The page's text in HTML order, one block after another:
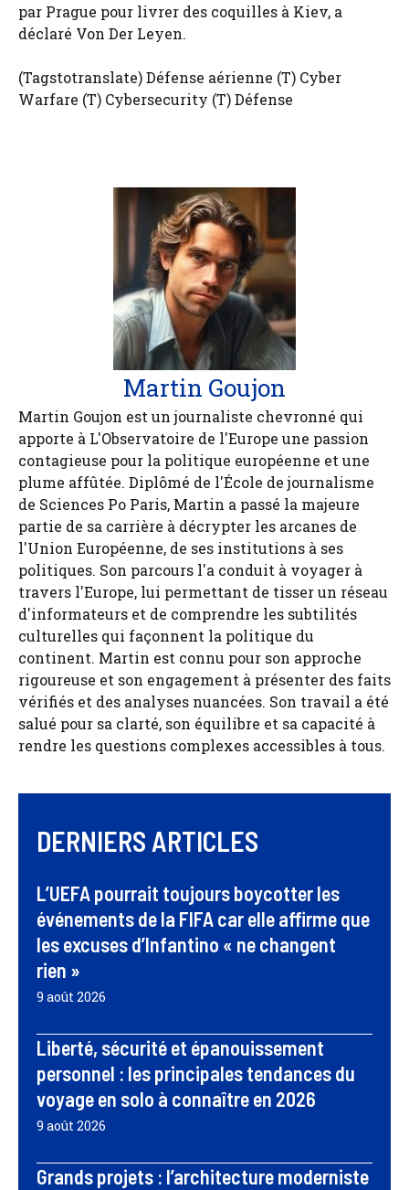
par Prague pour livrer des coquilles à Kiev, a
déclaré Von Der Leyen.
(Tagstotranslate) Défense aérienne (T) Cyber ​​
Warfare (T) Cybersecurity (T) Défense
Martin Goujon
Martin Goujon est un journaliste chevronné qui
apporte à L'Observatoire de l'Europe une passion
contagieuse pour la politique européenne et une
plume affûtée. Diplômé de l'École de journalisme
de Sciences Po Paris, Martin a passé la majeure
partie de sa carrière à décrypter les arcanes de
l'Union Européenne, de ses institutions à ses
politiques. Son parcours l'a conduit à voyager à
travers l'Europe, lui permettant de tisser un réseau
d'informateurs et de comprendre les subtilités
culturelles qui façonnent la politique du
continent. Martin est connu pour son approche
rigoureuse et son engagement à présenter des faits
vérifiés et des analyses nuancées. Son travail a été
salué pour sa clarté, son équilibre et sa capacité à
rendre les questions complexes accessibles à tous.
DERNIERS ARTICLES
L’UEFA pourrait toujours boycotter les
événements de la FIFA car elle affirme que
les excuses d’Infantino « ne changent
rien »
9 août 2026
Liberté, sécurité et épanouissement
personnel : les principales tendances du
voyage en solo à connaître en 2026
9 août 2026
Grands projets : l’architecture moderniste